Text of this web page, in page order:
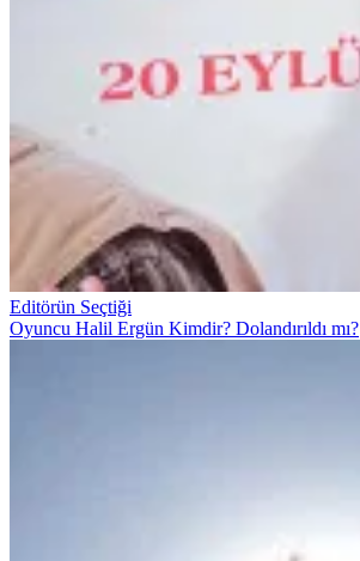
Editörün Seçtiği
Oyuncu Halil Ergün Kimdir? Dolandırıldı mı?